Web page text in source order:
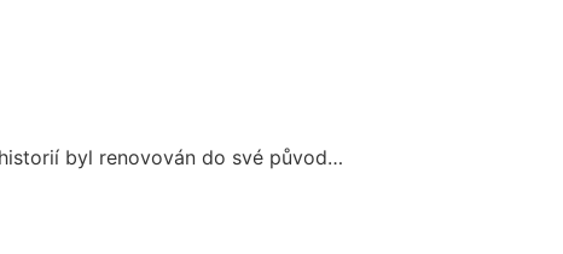
byl renovován do své původ…